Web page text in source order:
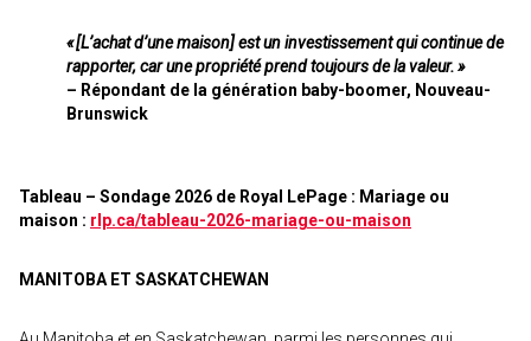
« [L’achat d’une maison] est un investissement qui continue de
rapporter, car une propriété prend toujours de la valeur. »
– Répondant de la génération baby-boomer, Nouveau-
Brunswick
Tableau – Sondage 2026 de Royal LePage : Mariage ou
maison : rlp.ca/tableau-2026-mariage-ou-maison
MANITOBA ET SASKATCHEWAN